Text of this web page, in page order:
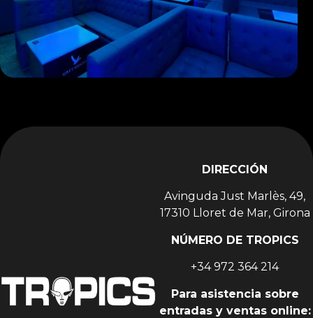
DIRECCIÓN
Avinguda Just Marlès, 49,
17310 Lloret de Mar, Girona
NÚMERO DE TROPICS
+34 972 364 214
Para asistencia sobre
entradas y ventas online: